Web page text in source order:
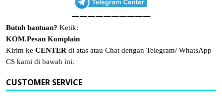
——————————
Butuh bantuan? Ketik:
KOM.Pesan Komplain
Kirim ke CENTER di atas atau Chat dengan Telegram/ WhatsApp
CS kami di bawah ini.
CUSTOMER SERVICE